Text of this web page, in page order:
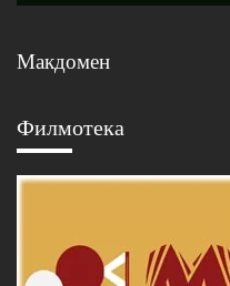
Макдомен
Филмотека